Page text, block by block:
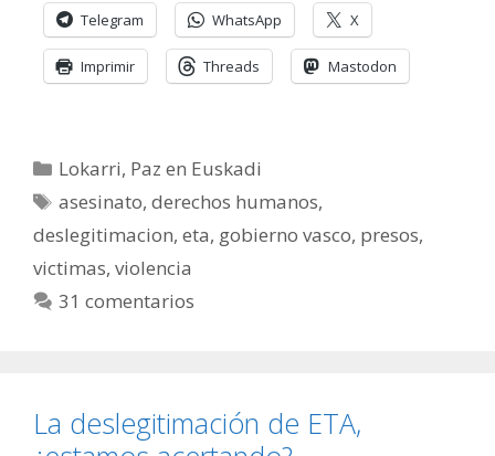
Telegram WhatsApp X
Imprimir Threads Mastodon
Categorías
Lokarri, Paz en Euskadi
Etiquetas
asesinato,derechos humanos,
deslegitimacion, eta, gobierno vasco, presos,
victimas, violencia
31 comentarios
La deslegitimación de ETA,